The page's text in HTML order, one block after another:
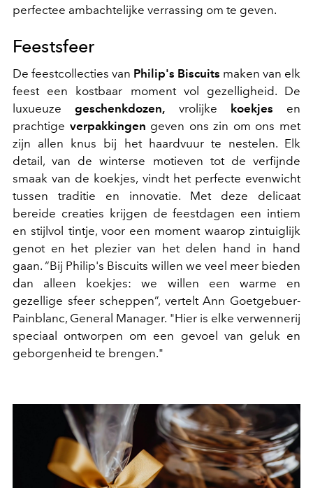
perfectee ambachtelijke verrassing om te geven.
Feestsfeer
De feestcollecties van Philip's Biscuits maken van elk
feest een kostbaar moment vol gezelligheid. De
luxueuzegeschenkdozen, vrolijke koekjes en
prachtige verpakkingen geven ons zin om ons met
zijn allen knus bij het haardvuur te nestelen. Elk
detail, van de winterse motieven tot de verfijnde
smaak van de koekjes, vindt het perfecte evenwicht
tussen traditie en innovatie. Met deze delicaat
bereide creaties krijgen de feestdagen een intiem
en stijlvol tintje, voor een moment waarop zintuiglijk
genot en het plezier van het delen hand in hand
gaan. “Bij Philip's Biscuits willen we veel meer bieden
dan alleen koekjes: we willen een warme en
gezellige sfeer scheppen”, vertelt Ann Goetgebuer-
Painblanc, General Manager. "Hier is elke verwennerij
speciaal ontworpen om een gevoel van geluk en
geborgenheid te brengen."